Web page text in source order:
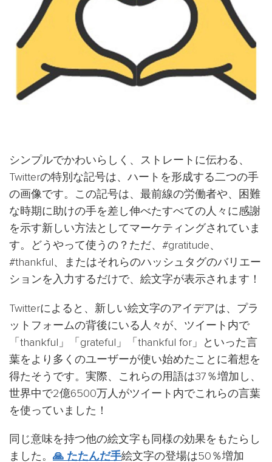
シンプルでかわいらしく、ストレートに伝わる、
Twitterの特別な記号は、ハートを形成する二つの手
の画像です。この記号は、最前線の労働者や、困難
な時期に助けの手を差し伸べたすべての人々に感謝
を示す新しい方法としてマーケティングされていま
す。どうやって使うの？ただ、#gratitude、
#thankful、またはそれらのハッシュタグのバリエー
ションを入力するだけで、絵文字が表示されます！
Twitterによると、新しい絵文字のアイデアは、プラ
ットフォームの背後にいる人々が、ツイート内で
「thankful」「grateful」「thankful for」といった言
葉をより多くのユーザーが使い始めたことに着想を
得たそうです。実際、これらの用語は37％増加し、
世界中で2億6500万人がツイート内でこれらの言葉
を使っていました！
同じ意味を持つ他の絵文字も同様の効果をもたらし
ました。 🙏 たたんだ手絵文字の登場は50％増加